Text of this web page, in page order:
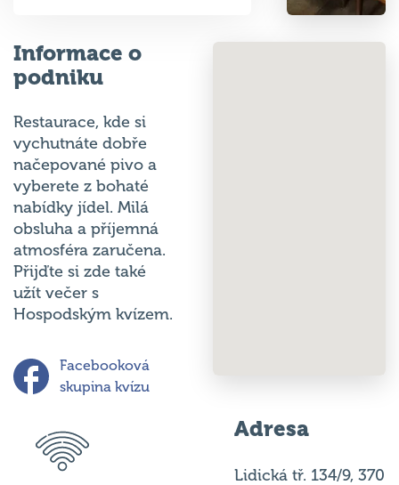
Informace o
podniku
Restaurace, kde si
vychutnáte dobře
načepované pivo a
vyberete z bohaté
nabídky jídel. Milá
obsluha a příjemná
atmosféra zaručena.
Přijďte si zde také
užít večer s
Hospodským kvízem.
Facebooková
skupina kvízu
Adresa
Lidická tř. 134/9, 370